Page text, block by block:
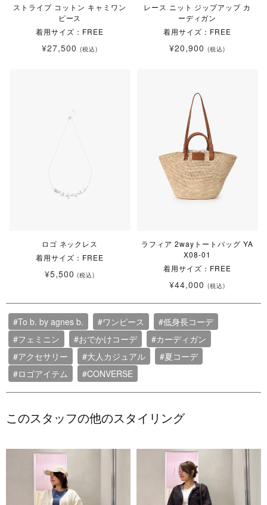
ストライプ コットン キャミワン
ピース
着用サイズ：FREE
¥27,500 (税込)
レース ニット ジップアップ カ
ーディガン
着用サイズ：FREE
¥20,900 (税込)
ロゴ ネックレス
着用サイズ：FREE
¥5,500(税込)
ラフィア 2wayトートバッグ YA
X08-01
着用サイズ：FREE
¥44,000 (税込)
#To b. by agnes b. #ワンピース
#低身長コーデ
#フェミニン
#おでかけコーデ
#カーディガン
#アクセサリー
#大人カジュアル
#夏コーデ
#ロゴアイテム
#CONVERSE
このスタッフの他のスタイリング